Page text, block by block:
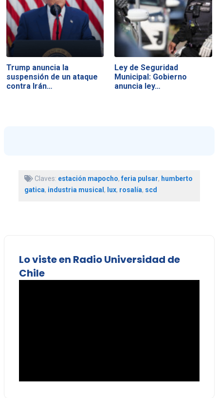
Trump anuncia la
suspensión de un ataque
contra Irán…
Ley de Seguridad
Municipal: Gobierno
anuncia ley…
Claves: estación mapocho,feria pulsar, humberto
gatica, industria musical , lux, rosalía, scd
Lo viste en Radio Universidad de
Chile